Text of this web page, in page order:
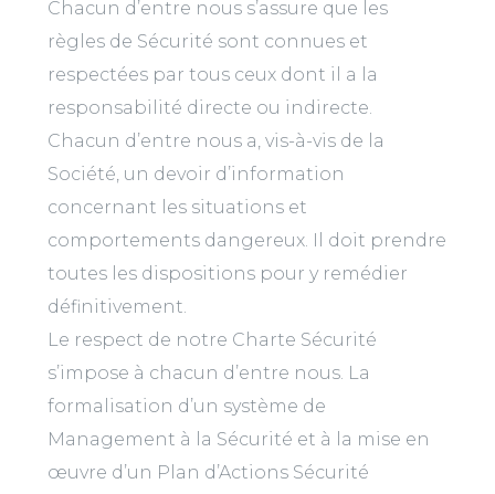
Chacun d’entre nous s’assure que les
règles de Sécurité sont connues et
respectées par tous ceux dont il a la
responsabilité directe ou indirecte.
Chacun d’entre nous a, vis-à-vis de la
Société, un devoir d’information
concernant les situations et
comportements dangereux. Il doit prendre
toutes les dispositions pour y remédier
définitivement.
Le respect de notre Charte Sécurité
s’impose à chacun d’entre nous. La
formalisation d’un système de
Management à la Sécurité et à la mise en
œuvre d’un Plan d’Actions Sécurité